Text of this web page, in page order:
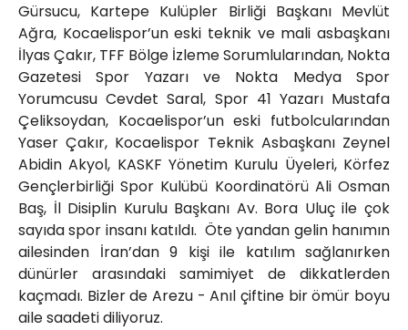
Gürsucu, Kartepe Kulüpler Birliği Başkanı Mevlüt
Ağra, Kocaelispor’un eski teknik ve mali asbaşkanı
İlyas Çakır, TFF Bölge İzleme Sorumlularından, Nokta
Gazetesi Spor Yazarı ve Nokta Medya Spor
Yorumcusu Cevdet Saral, Spor 41 Yazarı Mustafa
Çeliksoydan, Kocaelispor’un eski futbolcularından
Yaser Çakır, Kocaelispor Teknik Asbaşkanı Zeynel
Abidin Akyol, KASKF Yönetim Kurulu Üyeleri, Körfez
Gençlerbirliği Spor Kulübü Koordinatörü Ali Osman
Baş, İl Disiplin Kurulu Başkanı Av. Bora Uluç ile çok
sayıda spor insanı katıldı. Öte yandan gelin hanımın
ailesinden İran’dan 9 kişi ile katılım sağlanırken
dünürler arasındaki samimiyet de dikkatlerden
kaçmadı. Bizler de Arezu - Anıl çiftine bir ömür boyu
aile saadeti diliyoruz.